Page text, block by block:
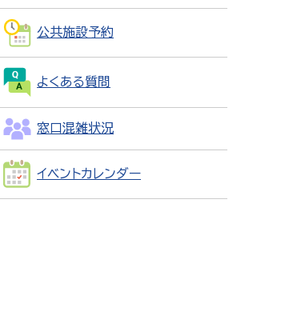
公共施設予約
よくある質問
窓口混雑状況
イベントカレンダー